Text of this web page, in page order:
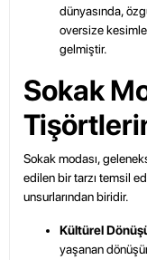
dünyasında,
oversize
gelmiştir.
Sokak
Sokak modası,
edilen birtarzı temsil
unsurlarından biridir.
Kültürel
yaşanan